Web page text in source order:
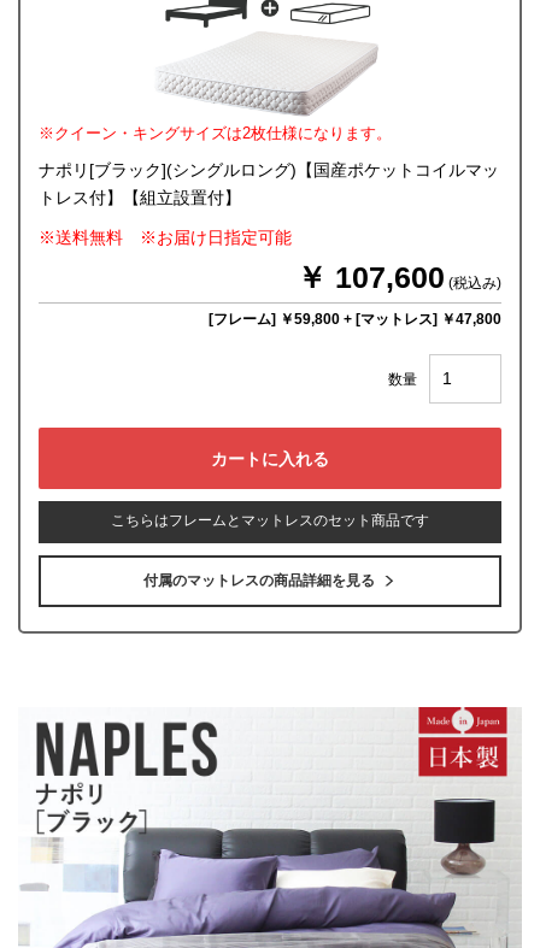
※クイーン・キングサイズは2枚仕様になります。
ナポリ[ブラック](シングルロング)【国産ポケットコイルマッ
トレス付】【組立設置付】
※送料無料 ※お届け日指定可能
￥ 107,600 (税込み)
[フレーム] ￥59,800 + [マットレス] ￥47,800
数量
こちらはフレームとマットレスのセット商品です
付属のマットレスの商品詳細を見る